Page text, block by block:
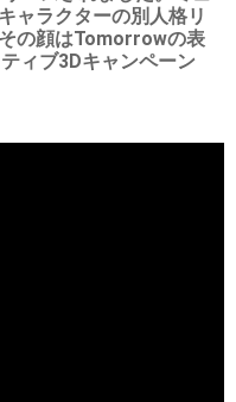
ャラクターの別人格リ
の顔はTomorrowの表
ィブ3Dキャンペーン